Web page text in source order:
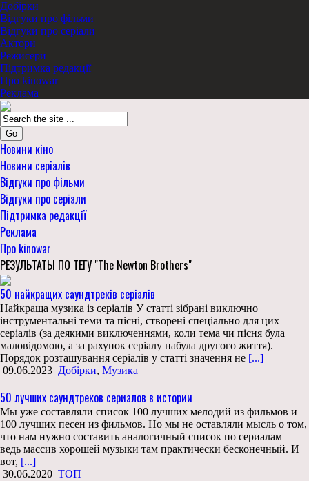
Добірки
Відгуки про фільми
Відгуки про серіали
Актори
Режисери
Підтримка редакції
Про kinowar
Реклама
Go
Новини кіно
Новини серіалів
Відгуки про фільми
Відгуки про серіали
Підтримка редакції
Реклама
Про kinowar
РЕЗУЛЬТАТЫ ПО ТЕГУ "The Newton Brothers"
50 найкращих саундтреків серіалів
Найкраща музика із серіалів У статті зібрані виключно
інструментальні теми та пісні, створені спеціально для цих
серіалів (за деякими виключеннями, коли тема чи пісня була
маловідомою, а за рахунок серіалу набула другого життя).
Порядок розташування серіалів у статті значення не [...]
09.06.2023 Добірки, Музика
50 лучших саундтреков сериалов в истории
Мы уже составляли список 100 лучших мелодий из фильмов и
100 лучших песен из фильмов. Но мы не оставляли мысль о том,
что нам нужно составить аналогичный список по сериалам –
ведь массив хорошей музыки там практически бесконечный. И
вот, [...]
30.06.2020 ТОП